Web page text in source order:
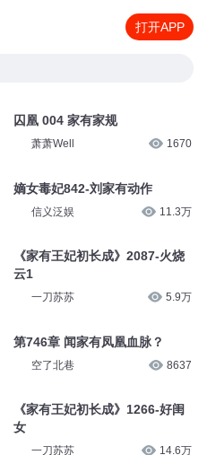
打开APP
囚凰 004 家有家规
萧萧Well 1670
嫡女毒妃842-刘家有动作
信义泛娱 11.3万
《家有王妃初长成》2087-火烧
云1
一刀苏苏 5.9万
第746章 闻家有凤凰血脉？
空了北巷 8637
《家有王妃初长成》1266-好闺
女
一刀苏苏 14.6万